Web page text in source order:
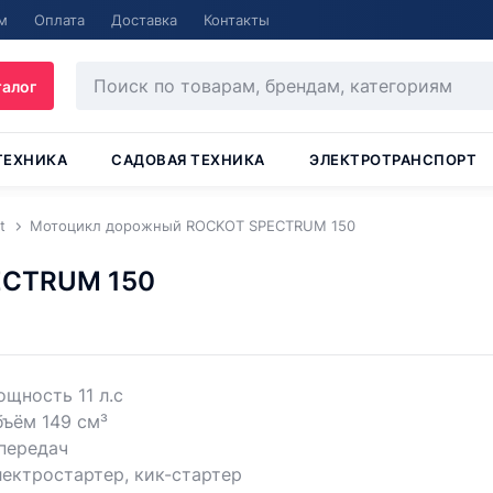
Оплата Доставка Контакты
САДОВАЯ ТЕХНИКА ЭЛЕКТРОТРАНСПОРТ
Мотоцикл дорожный ROCKOT SPECTRUM 150
150
11 л.с
149 см³
кик-стартер